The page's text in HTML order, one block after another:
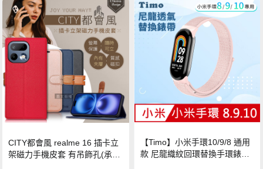
CITY都會風 realme 16 插卡立
架磁力手機皮套 有吊飾孔(承諾
【Timo】小米手環10/9/8 通用
款 尼龍織紋回環替換手環錶帶-